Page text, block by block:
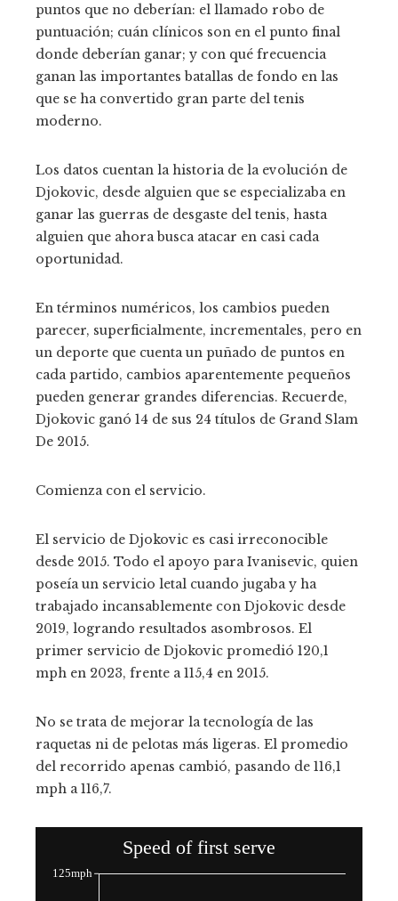
puntos que no deberían: el llamado robo de
puntuación; cuán clínicos son en el punto final
donde deberían ganar; y con qué frecuencia
ganan las importantes batallas de fondo en las
que se ha convertido gran parte del tenis
moderno.
Los datos cuentan la historia de la evolución de
Djokovic, desde alguien que se especializaba en
ganar las guerras de desgaste del tenis, hasta
alguien que ahora busca atacar en casi cada
oportunidad.
En términos numéricos, los cambios pueden
parecer, superficialmente, incrementales, pero en
un deporte que cuenta un puñado de puntos en
cada partido, cambios aparentemente pequeños
pueden generar grandes diferencias. Recuerde,
Djokovic ganó 14 de sus 24 títulos de Grand Slam
De 2015.
Comienza con el servicio.
El servicio de Djokovic es casi irreconocible
desde 2015. Todo el apoyo para Ivanisevic, quien
poseía un servicio letal cuando jugaba y ha
trabajado incansablemente con Djokovic desde
2019, logrando resultados asombrosos. El
primer servicio de Djokovic promedió 120,1
mph en 2023, frente a 115,4 en 2015.
No se trata de mejorar la tecnología de las
raquetas ni de pelotas más ligeras. El promedio
del recorrido apenas cambió, pasando de 116,1
mph a 116,7.